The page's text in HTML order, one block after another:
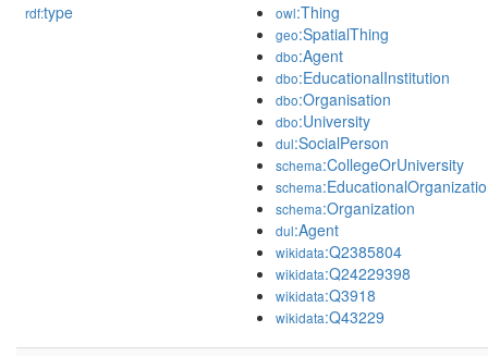
rdf:type owl:Thing
geo:SpatialThing
dbo:Agent
dbo:EducationalInstitution
dbo:Organisation
dbo:University
dul:SocialPerson
schema:CollegeOrUniversity
schema
schema:Organization
dul:Agent
wikidata:Q2385804
wikidata:Q24229398
wikidata:Q3918
wikidata:Q43229